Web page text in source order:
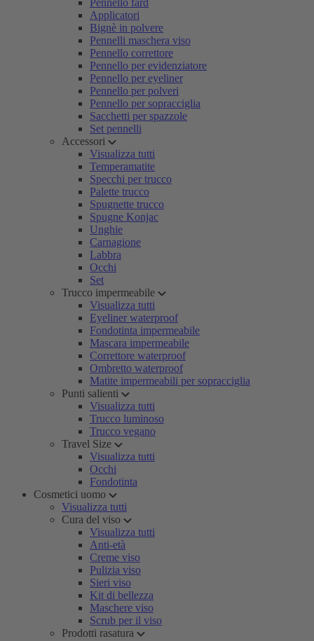
Pennello fard
Applicatori
Bignè in polvere
Pennelli maschera viso
Pennello correttore
Pennello per evidenziatore
Pennello per eyeliner
Pennello per polveri
Pennello per sopracciglia
Sacchetti per spazzole
Set pennelli
Accessori
Visualizza tutti
Temperamatite
Specchi per trucco
Palette trucco
Spugnette trucco
Spugne Konjac
Unghie
Carnagione
Labbra
Occhi
Set
Trucco impermeabile
Visualizza tutti
Eyeliner waterproof
Fondotinta impermeabile
Mascara impermeabile
Correttore waterproof
Ombretto waterproof
Matite impermeabili per sopracciglia
Punti salienti
Visualizza tutti
Trucco luminoso
Trucco vegano
Travel Size
Visualizza tutti
Occhi
Fondotinta
Cosmetici uomo
Visualizza tutti
Cura del viso
Visualizza tutti
Anti-età
Creme viso
Pulizia viso
Sieri viso
Kit di bellezza
Maschere viso
Scrub per il viso
Prodotti rasatura